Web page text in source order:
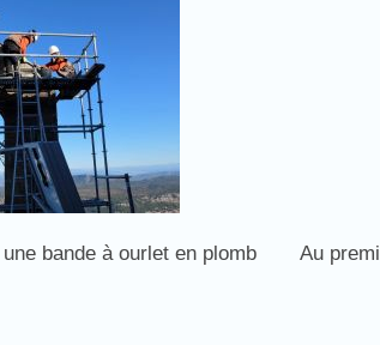
bande à ourlet en plomb Au